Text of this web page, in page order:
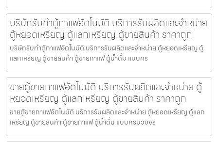
บริษัทรับทำตู้กาแฟ​อัตโนมัติ บริการรับผลิตและจำหน่าย
ตู้หยอดเหรียญ ตู้แลกเหรียญ ตู้ขายสินค้า ราคาถูก
บริษัทรับทำตู้กาแฟ​อัตโนมัติ บริการรับผลิตและจำหน่าย ตู้หยอดเหรียญ ตู้
แลกเหรียญ ตู้ขายสินค้า ตู้ขายกาแฟ ตู้น้ำดื่ม แบบคร
ขายตู้ขายกาแฟ​อัตโนมัติ บริการรับผลิตและจำหน่าย ตู้
หยอดเหรียญ ตู้แลกเหรียญ ตู้ขายสินค้า ราคาถูก
ขายตู้ขายกาแฟ​อัตโนมัติ บริการรับผลิตและจำหน่าย ตู้หยอดเหรียญ ตู้แลก
เหรียญ ตู้ขายสินค้า ตู้ขายกาแฟ ตู้น้ำดื่ม แบบครบวงจร